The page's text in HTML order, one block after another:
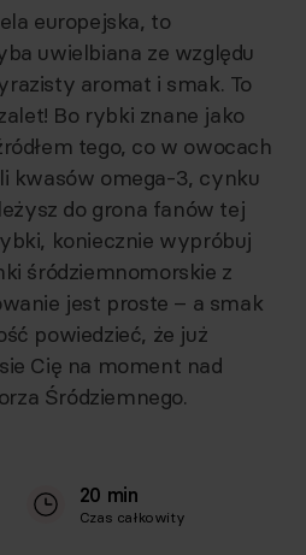
europejska, to
uwielbiana ze względu
aromat i smak. To
Bo rybki znane jako
tego, co w owocach
kwasów omega-3, cynku
do grona fanów tej
koniecznie wypróbuj
śródziemnomorskie z
jest proste – a smak
powiedzieć, że już
Cię na moment nad
Śródziemnego.
20 min
Czas całkowity